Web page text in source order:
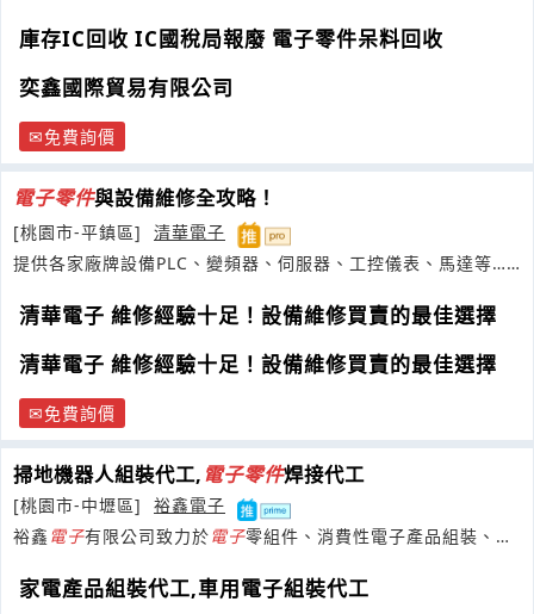
庫存IC回收 IC國稅局報廢 電子零件呆料回收
奕鑫國際貿易有限公司
免費詢價
電子零件與設備維修全攻略！
[桃園市-平鎮區]
清華電子
提供各家廠牌設備PLC、變頻器、伺服器、工控儀表、馬達等…
清華電子 維修經驗十足！設備維修買賣的最佳選擇
清華電子 維修經驗十足！設備維修買賣的最佳選擇
免費詢價
掃地機器人組裝代工,電子零件焊接代工
[桃園市-中壢區]
裕鑫電子
裕鑫 電子有限公司致力於電子零組件、消費性電子產品組裝、測
家電產品組裝代工,車用電子組裝代工